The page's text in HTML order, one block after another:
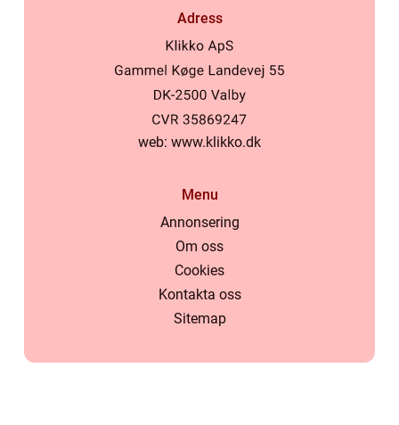
Adress
web: www.klikko.dk
Menu
Annonsering
Om oss
Cookies
Kontakta oss
Sitemap